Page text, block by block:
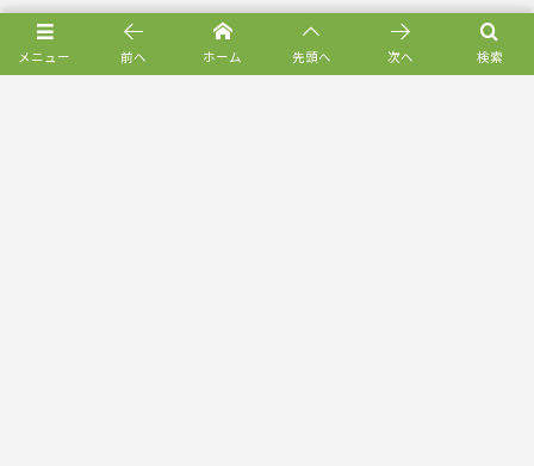
メニュー 検索
前へ ホーム 先頭へ 次へ